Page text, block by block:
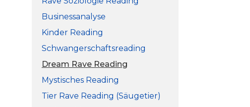
Businessanalyse
Kinder Reading
Schwangerschaftsreading
Dream Rave Reading
Mystisches Reading
Tier Rave Reading (Säugetier)